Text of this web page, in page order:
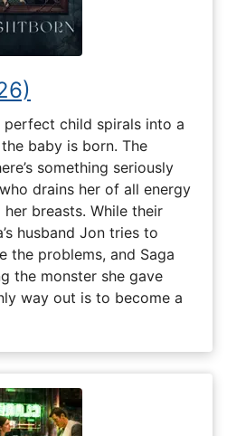
perfect child spirals into a
baby is born. The
something seriously
drains her of all energy
breasts. While their
husband Jon tries to
the problems, and Saga
the monster she gave
way out is to become a